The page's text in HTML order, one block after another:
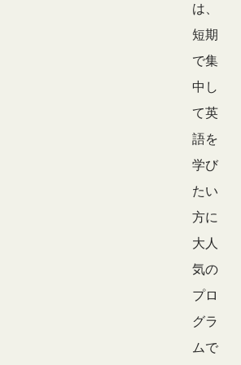
は、
短期
で集
中し
て英
語を
学び
たい
方に
大人
気の
プロ
グラ
ムで